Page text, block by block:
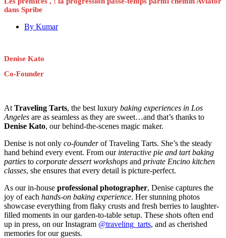
dans Spribe
By Kumar
Denise Kato
Co-Founder
At Traveling Tarts, the best luxury baking experiences in Los
Angeles are as seamless as they are sweet…and that’s thanks to
Denise Kato, our behind-the-scenes magic maker.
Denise is not only co-founderof Traveling Tarts. She’s the steady
hand behind every event. From our interactive pie and tart baking
parties to corporate dessert workshops and private Encino kitchen
classes, she ensures that every detail is picture-perfect.
As our in-house professional photographer, Denise captures the
joy of each hands-on baking experience. Her stunning photos
showcase everything from flaky crusts and fresh berries to laughter-
filled moments in our garden-to-table setup. These shots often end
up in press, on our Instagram @traveling_tarts, and as cherished
memories for our guests.